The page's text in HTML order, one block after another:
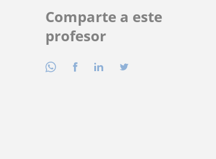
Comparte a este
profesor